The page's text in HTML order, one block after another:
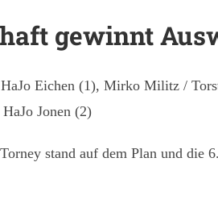
gewinnt
Eichen (1), Mirko Militz /
Jonen (2)
stand auf dem Plan und die